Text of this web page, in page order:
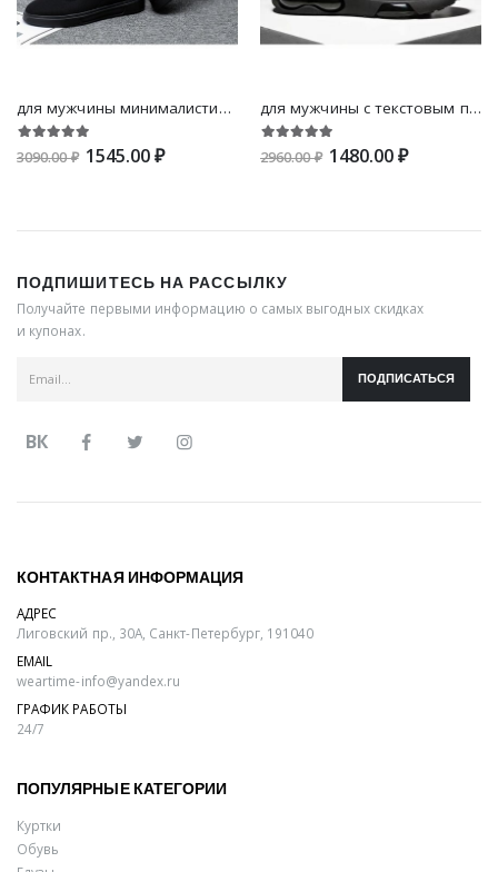
для мужчины минималистичный на шнурках Обувь для скейтбординга , спортивный Кроссовки
3090.00 ₽ 1545.00 ₽
для мужчины с текстовым принтом на шнурках Кроссовки , спортивный Кроссовки
2960.00 ₽ 1480.00 ₽
ПОДПИШИТЕСЬ НА РАССЫЛКУ
Получайте первыми информацию о самых выгодных скидках
и купонах.
ПОДПИСАТЬСЯ
ВК
КОНТАКТНАЯ ИНФОРМАЦИЯ
АДРЕС
Лиговский пр., 30А, Санкт-Петербург, 191040
EMAIL
weartime-info@yandex.ru
ГРАФИК РАБОТЫ
24/7
ПОПУЛЯРНЫЕ КАТЕГОРИИ
Куртки
Обувь